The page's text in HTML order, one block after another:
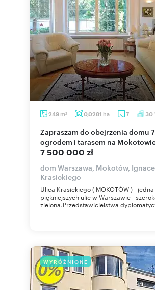
249 m2 0,0281 ha 7 30
Zapraszam do obejrzenia domu 7 pokoi z
ogrodem i tarasem na
7 500 000 zł
dom Warszawa, Mokotów,
Krasickiego
Ulica Krasickiego ( MOKOTÓW ) -
piękniejszych ulic w Warszawie -
zielona.Przedstawicielstwa
WYRÓŻNIONE